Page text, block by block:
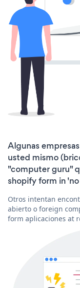
Algunas
usted mismo
"computer guru"
shopify form in
Otros intentan
abierto o foreign
form aplicaciones at